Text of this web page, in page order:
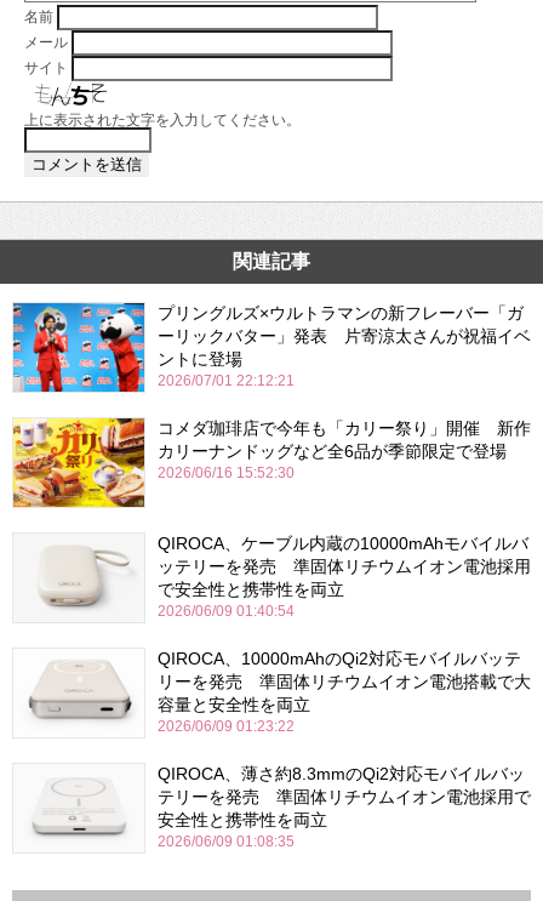
名前
メール
サイト
上に表示された文字を入力してください。
関連記事
プリングルズ×ウルトラマンの新フレーバー「ガ
ーリックバター」発表 片寄涼太さんが祝福イベ
ントに登場
2026/07/01 22:12:21
コメダ珈琲店で今年も「カリー祭り」開催 新作
カリーナンドッグなど全6品が季節限定で登場
2026/06/16 15:52:30
QIROCA、ケーブル内蔵の10000mAhモバイルバ
ッテリーを発売 準固体リチウムイオン電池採用
で安全性と携帯性を両立
2026/06/09 01:40:54
QIROCA、10000mAhのQi2対応モバイルバッテ
リーを発売 準固体リチウムイオン電池搭載で大
容量と安全性を両立
2026/06/09 01:23:22
QIROCA、薄さ約8.3mmのQi2対応モバイルバッ
テリーを発売 準固体リチウムイオン電池採用で
安全性と携帯性を両立
2026/06/09 01:08:35